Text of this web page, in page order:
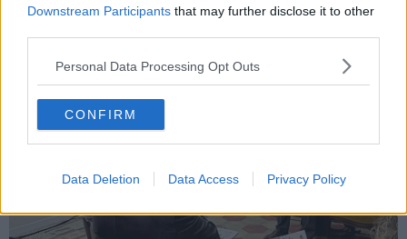
Downstream Participants that may further disclose it to other
Personal Data Processing Opt Outs
CONFIRM
Data Deletion Data Access Privacy Policy